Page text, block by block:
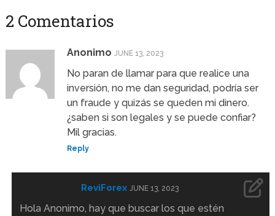
2 Comentarios
Anonimo JUNE 13, 2023
No paran de llamar para que realice una
inversión, no me dan seguridad, podría ser
un fraude y quizás se queden mi dinero.
¿saben si son legales y se puede confiar?
Mil gracias.
Reply
ReviForex JUNE 13, 2023
Hola Anonimo, hay que buscar los que estén